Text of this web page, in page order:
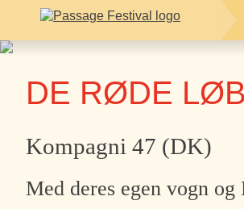
DE RØDE
Kompagni 47 (DK)
Med deres egen vogn